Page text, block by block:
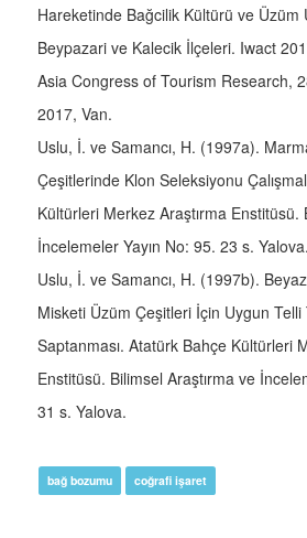
Hareketinde Bağcilik Kültürü ve Üzüm
Beypazari ve Kalecik İlçeleri. Iwact
Asia Congress of Tourism Research,
2017, Van.
Uslu, İ. ve Samancı, H. (1997a).
Çeşitlerinde Klon Seleksiyonu
Kültürleri Merkez Araştırma Enstitüsü.
İncelemeler Yayın No: 95. 23 s. Yalova.
Uslu, İ. ve Samancı, H. (1997b).
Misketi Üzüm Çeşitleri İçin Uygun
Saptanması. Atatürk Bahçe Kültürleri
Enstitüsü. Bilimsel Araştırma ve
31 s. Yalova.
bağ bozumu coğrafi işaret